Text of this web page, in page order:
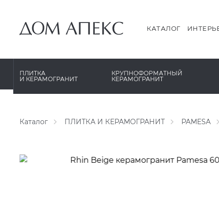
КАТАЛОГ
ПЛИТКА
И КЕРАМОГРАНИТ
PORCELANOSA
УРАЛЬСКИЙ ГРАНИТ
КРУПНОФОРМАТНЫЙ
КЕРАМОГРАНИТ
XXL Pamesa
Каталог ПЛИТКА И КЕРАМОГРАНИТ PAMESA